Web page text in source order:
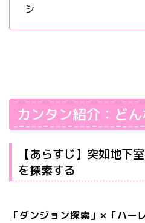
シ
カンタン紹介：ど
【あらすじ】突如地下
を探索する
「ダンジョン探索」×「ハー